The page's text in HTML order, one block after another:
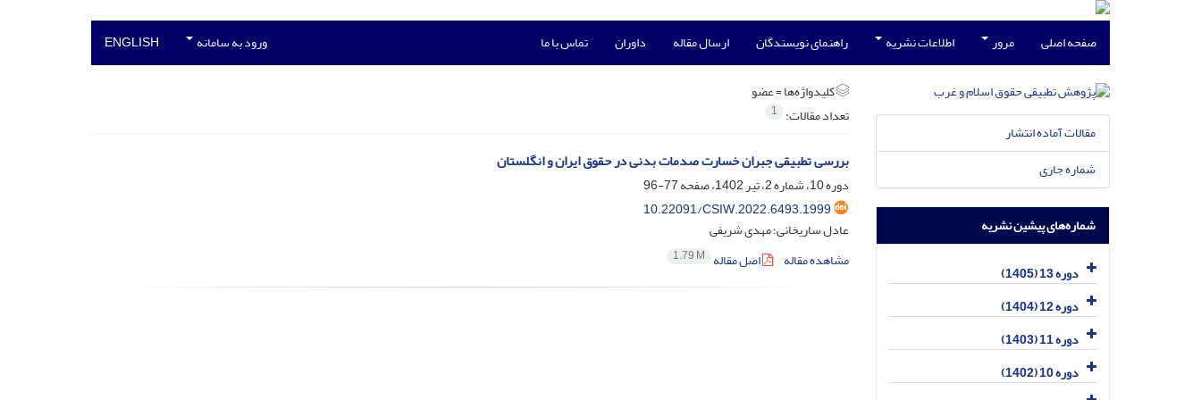
صفحه اصلی مرور اطلاعات نشریه راهنمای نویسندگان ارسال مقاله داوران تماس با ما ورود به سامانه ENGLISH
کلیدواژه‌ها =عضو
تعداد مقالات: 1
بررسی تطبیقی جبران خسارت صدمات بدنی در حقوق ایران و انگلستان
دوره 10، شماره 2، تیر 1402، صفحه
77-96
10.22091/CSIW.2022.6493.1999
عادل ساریخانی؛ مهدی شریفی
مشاهده مقاله
اصل مقاله 1.79 M
مقالات آماده انتشار
شماره جاری
شماره‌های پیشین نشریه
دوره 13 (1405)
دوره 12 (1404)
دوره 11 (1403)
دوره 10 (1402)